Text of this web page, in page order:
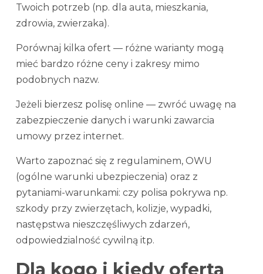
Twoich potrzeb (np. dla auta, mieszkania,
zdrowia, zwierzaka).
Porównaj kilka ofert — różne warianty mogą
mieć bardzo różne ceny i zakresy mimo
podobnych nazw.
Jeżeli bierzesz polisę online — zwróć uwagę na
zabezpieczenie danych i warunki zawarcia
umowy przez internet.
Warto zapoznać się z regulaminem, OWU
(ogólne warunki ubezpieczenia) oraz z
pytaniami-warunkami: czy polisa pokrywa np.
szkody przy zwierzętach, kolizje, wypadki,
następstwa nieszczęśliwych zdarzeń,
odpowiedzialność cywilną itp.